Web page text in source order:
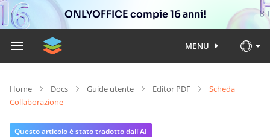
ONLYOFFICE compie 16 anni!
MENU
Home Docs Guide utente Editor PDF
Scheda
Collaborazione
Questo articolo è stato tradotto dall'AI